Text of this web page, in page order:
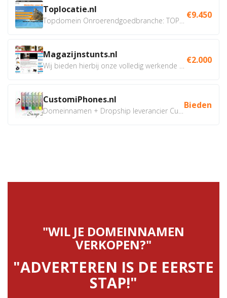
Toplocatie.nl €9.450
Magazijnstunts.nl €2.000
CustomiPhones.nl Bieden
"WIL JE DOMEINNAMEN
VERKOPEN?"
"ADVERTEREN IS DE EERSTE
STAP!"